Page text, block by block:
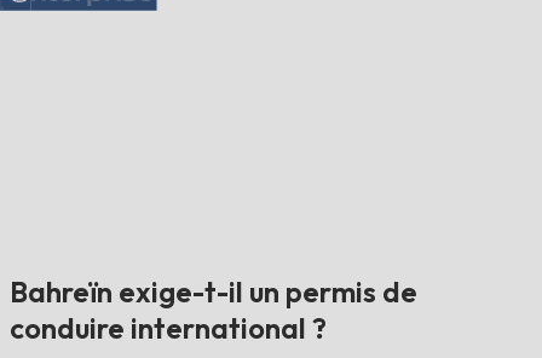
Bahreïn exige-t-il un permis de
conduire international ?